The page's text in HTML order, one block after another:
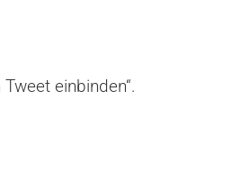
einbinden“.